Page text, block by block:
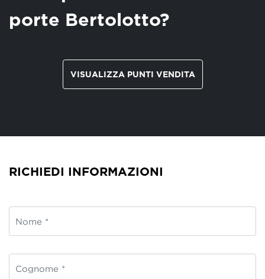
porte Bertolotto?
VISUALIZZA PUNTI VENDITA
RICHIEDI INFORMAZIONI